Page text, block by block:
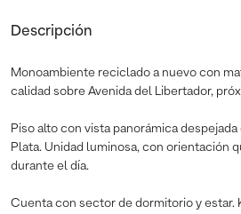
Descripción
Monoambiente reciclado a nuevo con
calidad sobre Avenida del Libertador,
Piso alto con vista panorámica despejada
Plata. Unidad luminosa, con orientación
durante el día.
Cuenta con sector de dormitorio y